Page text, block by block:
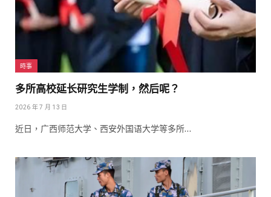
時事
多所高校延长研究生学制，然后呢？
2026 年 7 月 13 日
近日，广西师范大学、西安外国语大学等多所…